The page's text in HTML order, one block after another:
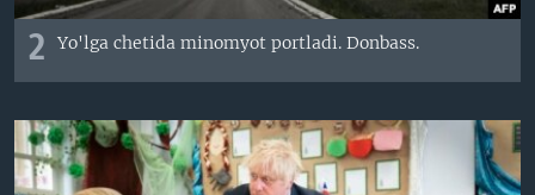
2 Yo'lga chetida minomyot portladi. Donbass.